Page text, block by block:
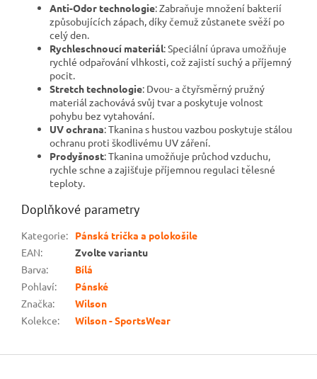
Anti-Odor technologie: Zabraňuje množení bakterií
způsobujících zápach, díky čemuž zůstanete svěží po
celý den.
Rychleschnoucí materiál: Speciální úprava umožňuje
rychlé odpařování vlhkosti, což zajistí suchý a příjemný
pocit.
Stretch technologie: Dvou- a čtyřsměrný pružný
materiál zachovává svůj tvar a poskytuje volnost
pohybu bez vytahování.
UV ochrana: Tkanina s hustou vazbou poskytuje stálou
ochranu proti škodlivému UV záření.
Prodyšnost: Tkanina umožňuje průchod vzduchu,
rychle schne a zajišťuje příjemnou regulaci tělesné
teploty.
Doplňkové parametry
Kategorie:
Pánská trička a polokošile
EAN:
Zvolte variantu
Barva:
Bílá
Pohlaví:
Pánské
Značka:
Wilson
Kolekce: Wilson - SportsWear
Z